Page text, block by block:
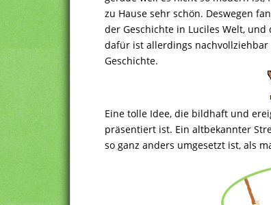
zu Hause sehr schön. Deswegen
der Geschichte in Luciles Welt,
dafür ist allerdings
Geschichte.
Eine tolle Idee, die bildhaft und
präsentiert ist. Ein altbekannter
so ganz anders umgesetzt ist, als